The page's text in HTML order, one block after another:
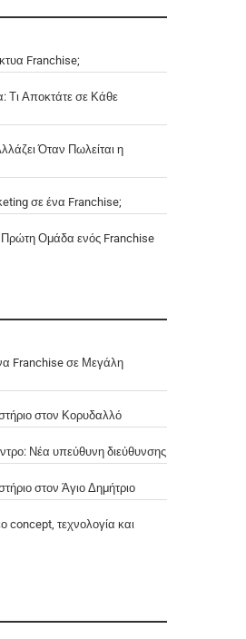
Franchise;
Τι Αποκτάτε σε Κάθε
Όταν Πωλείται η
σε ένα Franchise;
Πρώτη Ομάδα ενός Franchise
Franchise σε Μεγάλη
στον Κορυδαλλό
Νέα υπεύθυνη διεύθυνσης
στον Άγιο Δημήτριο
concept, τεχνολογία και